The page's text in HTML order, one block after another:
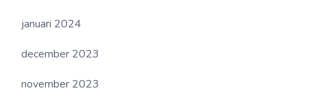
januari 2024
december 2023
november 2023